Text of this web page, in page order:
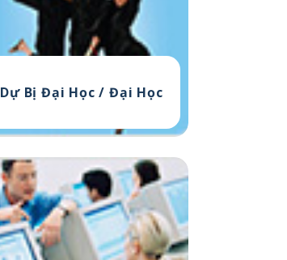
Dự Bị Đại Học / Đại Học